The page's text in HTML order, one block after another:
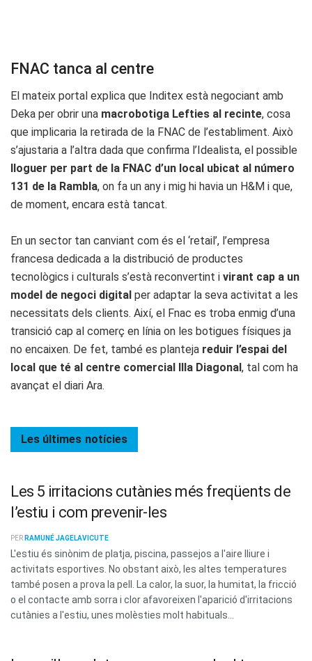
FNAC tanca al centre
El mateix portal explica que Inditex està negociant amb
Deka per obrir una macrobotiga Lefties al recinte, cosa
que implicaria la retirada de la FNAC de l’establiment. Això
s’ajustaria a l’altra dada que confirma l’Idealista, el possible
lloguer per part de la FNAC d’un local ubicat al número
131 de la Rambla, on fa un any i mig hi havia un H&M i que,
de moment, encara està tancat.
En un sector tan canviant com és el ‘retail’, l’empresa
francesa dedicada a la distribució de productes
tecnològics i culturals s’està reconvertint i virant cap a un
model de negoci digital per adaptar la seva activitat a les
necessitats dels clients. Així, el Fnac es troba enmig d’una
transició cap al comerç en línia on les botigues físiques ja
no encaixen. De fet, també es planteja reduir l’espai del
local que té al centre comercial Illa Diagonal , tal com ha
avançat el diari Ara.
Les últimes notícies
Les 5 irritacions cutànies més freqüents de
l’estiu i com prevenir-les
PER RAMUNÉ JAGELAVICUTE
L'estiu és sinònim de platja, piscina, passejos a l'aire lliure i
activitats esportives. No obstant això, les altes temperatures
també posen a prova la pell. La calor, la suor, la humitat, la fricció
o el contacte amb sorra i clor afavoreixen l'aparició d'irritacions
cutànies a l'estiu, unes molèsties molt habituals...